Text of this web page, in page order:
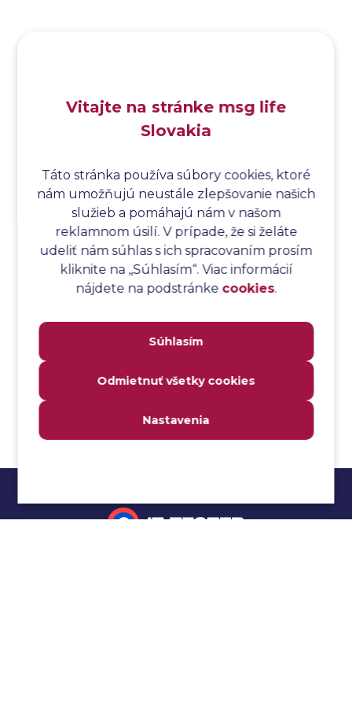
Analýza príčin a následkov
Analýza spôsobu a následkov zlyhania softvéru
Analýza stromu chýb
Analýza stromu chýb softvéru
Analýza testovacieho bodu
Analýza toku riadenia
Analýza toku údajov
Analýza webových stránok a inventár meraní
Analyzovateľnosť
Anti-malvér
Vitajte na stránke msg life
Slovakia
Táto stránka používa súbory cookies, ktoré
nám umožňujú neustále zlepšovanie našich
služieb a pomáhajú nám v našom
reklamnom úsilí. V prípade, že si želáte
udeliť nám súhlas s ich spracovaním prosím
kliknite na ,,Súhlasím“. Viac informácií
nájdete na podstránke cookies.
Súhlasím
Odmietnuť všetky cookies
Nastavenia